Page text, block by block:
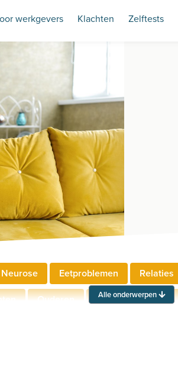
werkgevers Klachten Zelftests
Eetproblemen Relaties
Ouderen Neuropsychologie
Alle onderwerpen